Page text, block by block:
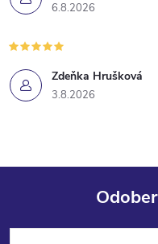
6.8.2026
Zdeňka Hrušková
3.8.2026
Z